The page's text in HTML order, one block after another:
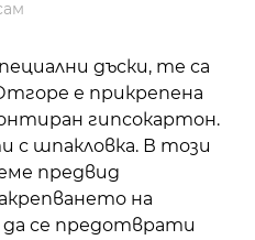
дъски, те са
е прикрепена
гипсокартон.
с шпакловка. В този
предвид
на
се предотврати